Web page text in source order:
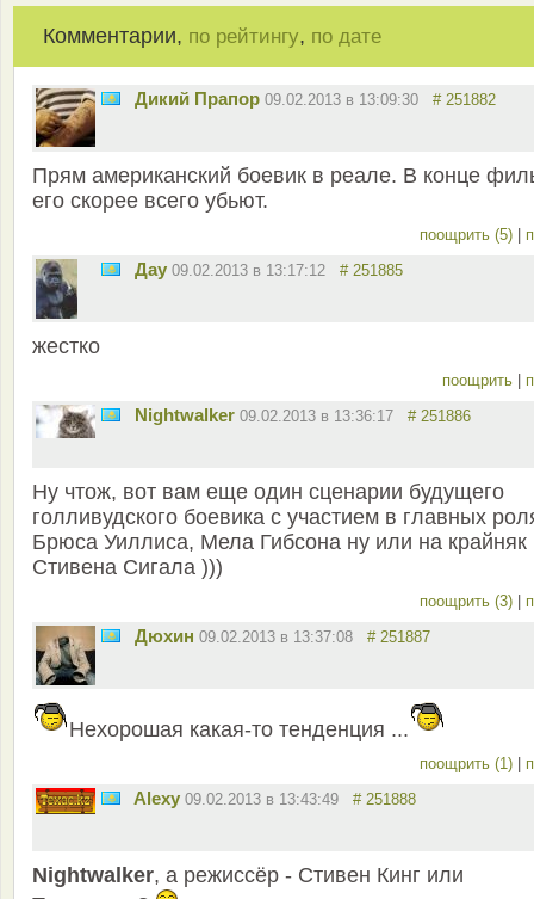
Комментарии, по рейтингу, по дате
Дикий Прапор 09.02.2013 в 13:09:30 # 251882
Прям американский боевик в реале. В конце
его скорее всего убьют.
поощрить (5)
Дау 09.02.2013 в 13:17:12 # 251885
жестко
поощрить
Nightwalker 09.02.2013 в 13:36:17 # 251886
Ну чтож, вот вам еще один сценарии будущего
голливудского боевика с участием в главных
Брюса Уиллиса, Мела Гибсона ну или на крайняк
Стивена Сигала )))
поощрить (3)
Дюхин 09.02.2013 в 13:37:08 # 251887
Нехорошая какая-то тенденция ...
поощрить (1)
Alexy 09.02.2013 в 13:43:49 # 251888
Nightwalker, а режиссёр - Стивен Кинг или